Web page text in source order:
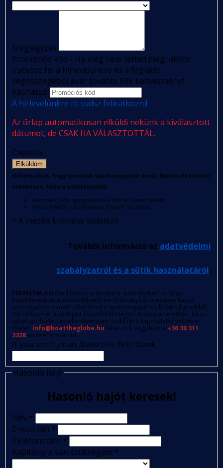
Megjegyzés
Promóciós kód - Ha még nem tetted meg, akkor
iratkozz fel a hírlevelünkre és a foglalás
végösszegéből akár további 80€ kedvezményt
kaphatsz!
A hírlevelünkre itt tudsz feliratkozni!
Az űrlap automatikusan elküldi nekünk a kiválasztott
dátumot, de CSAK HA VÁLASZTOTTÁL.
Captcha
Elküldöm
Előfordulhat, hogy levelünk spam mappába kerül. Ennek elkerülése
érdekében, tedd a következőket:
Kattints a jobb egérgombbal a tőlünk kapott levélre
Add a feladót a biztonságos feladók listájához
* A mezők kitöltése kötelező
További információ az adatvédelmi
szabályzatról és a sütik használatáról.
FIGYELEM: Kérésed fontos számunkra. Amennyiben az űrlap
beküldése után a weboldal nem kerül átirányításra és nem kapsz
visszaigazoló e-mailt (ellenőrizd a spam mappát is), frissítsd az oldalt,
töltsd ki ismét az űrlapot és küldd el megint! Abban az esetben, ha az
újbóli próbálkozásod is sikertelen, vedd fel a kapcsolatot velünk e-
mailen info@boattheglobe.hu keresztül, vagy hívd a +36 30 311
3328-as telefonszámot.
If you are human, leave this field blank.
Hasonló hajó
Hasonló hajót keresek!
Név *
E-mail cím *
Telefonszám *
Kapitányra van szükségem *